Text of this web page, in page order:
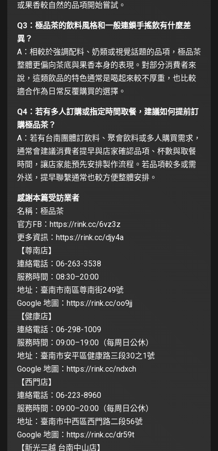
或果香較自然的品項開始嘗試。
Q3：極品茶的飲料風格和一般連鎖手搖飲有什麼差
異？
A：相較於強調配料、奶類或視覺話題的品項，極品茶
整體更偏向茶底與果香本身的表現。對部分消費者來
說，這類飲品的特色通常是喝起來較不厚重，也比較
適合作為日常反覆購買的選擇。
Q4：若有多人訂購或指定時間取餐，建議如何提前訂
購極品茶？
A：若有台南團體訂飲料、聚會飲料或多人購買需求，
通常會建議消費者提早與店家確認品項、杯數與取餐
時間，讓店家能預先安排製作流程。若品項較多或需
外送，提早聯繫通常也較方便整體安排。
感謝本篇受訪業者
名稱：極品茶
官方FB： https://rink.cc/6vz3z
更多資訊： https://rink.cc/djy4a
【尊南店】
連絡電話：06-263-3538
服務時間：08:30–20:00
地址：臺南市南區尊南街249號
Google 地圖： https://rink.cc/oo9jj
【健康店】
連絡電話：06-298-1009
服務時間：09:00–19:00（每周日公休）
地址：臺南市安平區健康路三段30之1號
Google 地圖： https://rink.cc/ndxch
【西門店】
連絡電話：06-223-8960
服務時間：09:00–20:00（每周日公休）
地址：臺南市中西區西門路二段56號
Google 地圖： https://rink.cc/dr59t
【新光三越 台南中山店】